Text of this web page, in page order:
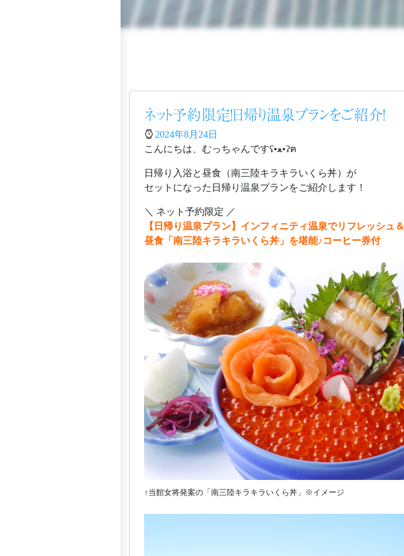
ネット予約限定！日帰り温泉プランをご紹介！
2024年8月24日
こんにちは、むっちゃんですʕ•ﻌ•ʔฅ
日帰り入浴と昼食（南三陸キラキラいくら丼）が
セットになった日帰り温泉プランをご紹介します！
＼ ネット予約限定 ／
【日帰り温泉プラン】インフィニティ温泉でリフレッシュ＆
昼食「南三陸キラキラいくら丼」を堪能♪コーヒー券付
↑当館女将発案の「南三陸キラキラいくら丼」※イメージ